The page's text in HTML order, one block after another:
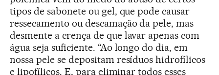
tipos de sabonete ou gel, que pode causar
ressecamento ou descamação da pele, mas
desmente a crença de que lavar apenas com
água seja suficiente. “Ao longo do dia, em
nossa pele se depositam resíduos hidrofílicos
e lipofílicos. E, para eliminar todos esses